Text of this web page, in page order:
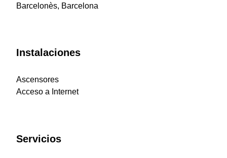
Barcelonès, Barcelona
Instalaciones
Ascensores
Acceso a Internet
Servicios